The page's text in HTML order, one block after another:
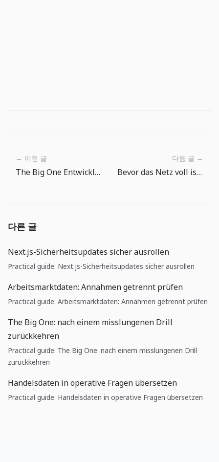
← 이전 글
The Big One Entwicklungsnotiz: Angelorte prägen zuerst die Stimmung
다음 글 →
Bevor das Netz voll ist: ein besserer Angelrhythmus
다른 글
Next.js-Sicherheitsupdates sicher ausrollen
Practical guide: Next.js-Sicherheitsupdates sicher ausrollen
Arbeitsmarktdaten: Annahmen getrennt prüfen
Practical guide: Arbeitsmarktdaten: Annahmen getrennt prüfen
The Big One: nach einem misslungenen Drill
zurückkehren
Practical guide: The Big One: nach einem misslungenen Drill
zurückkehren
Handelsdaten in operative Fragen übersetzen
Practical guide: Handelsdaten in operative Fragen übersetzen